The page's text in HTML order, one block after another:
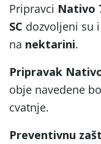
Pripravci Nativo
SC dozvoljeni su
na nektarini.
Pripravak
obje navedene
cvatnje.
Preventivnu